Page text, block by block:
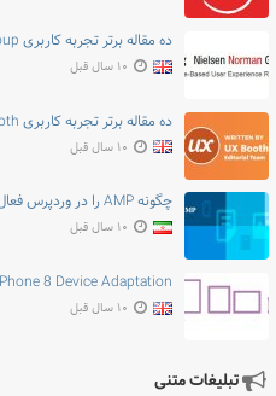
ده مقاله برتر تجربه کاربری NN Group در سال ۲۰۱۶
۱۰ سال قبل
ده مقاله برتر تجربه کاربری UX Booth در سال ۲۰۱۶
۱۰ سال قبل
چگونه AMP را در وردپرس فعال کنیم؟
۱۰ سال قبل
8 Device Adaptation
۱۰ سال قبل
تبلیغات متنی